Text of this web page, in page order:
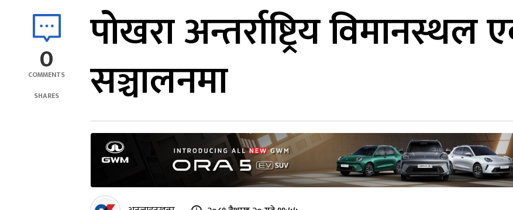
0
COMMENTS
SHARES
पोखरा अन्तर्राष्ट्रिय
सञ्चालनमा